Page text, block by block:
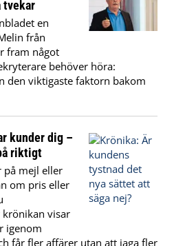
tvekar
en
från
fram något
behöver höra:
den viktigaste faktorn bakom
kunder dig –
riktigt
på mejl eller
om pris eller
visar
igenom
får fler affärer utan att jaga fler